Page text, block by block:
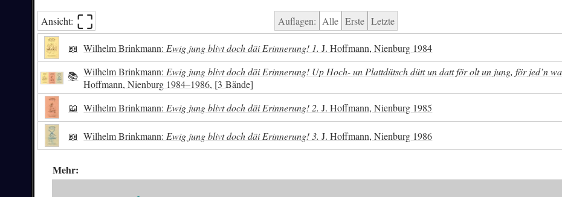
Ansicht: ⛶︎ Auflagen: Alle Erste Letzte
📖 Wilhelm Brinkmann: Ewig jung blivt doch däi Erinnerung! 1. J. Hoffmann, Nienburg 1984
📚 Wilhelm Brinkmann: Ewig jung blivt doch däi Erinnerung! Up Hoch- un Plattdütsch dütt un datt för olt un jung, för jed’n
Hoffmann, Nienburg 1984–1986, [3 Bände]
📖 Wilhelm Brinkmann: Ewig jung blivt doch däi Erinnerung! 2. J. Hoffmann, Nienburg 1985
📖 Wilhelm Brinkmann: Ewig jung blivt doch däi Erinnerung! 3. J. Hoffmann, Nienburg 1986
Mehr: